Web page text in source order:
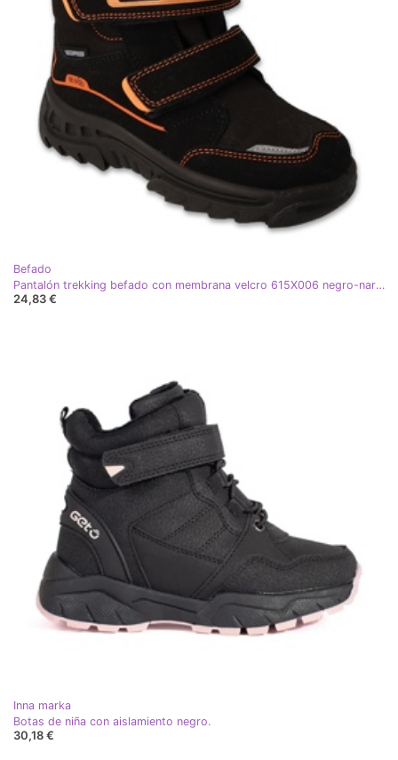
Befado
Pantalón trekking befado con membrana velcro 615X006 negro-naranja
24,83 €
Inna marka
Botas de niña con aislamiento negro.
30,18 €